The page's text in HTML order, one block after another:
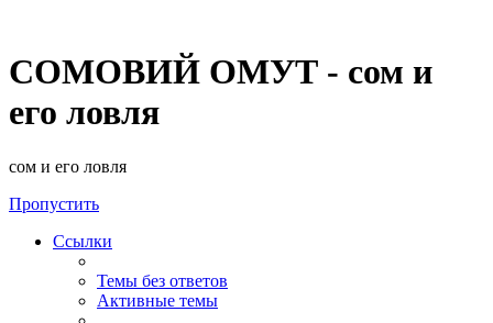
СОМОВИЙ ОМУТ - сом и
его ловля
сом и его ловля
Пропустить
Ссылки
Темы без ответов
Активные темы